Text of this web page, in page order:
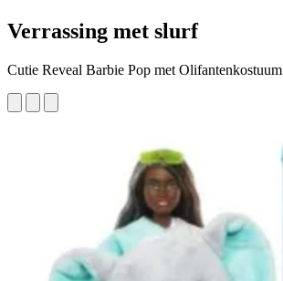
Verrassing met slurf
Cutie Reveal Barbie Pop met Olifantenkostuum